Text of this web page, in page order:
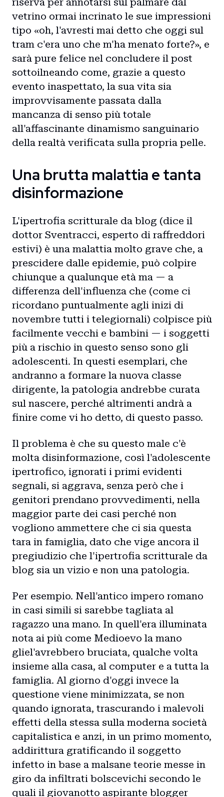
Home
Intro
Blog
Storie
Collaborazioni
vetrino ormai incrinato le sue impressioni
tipo «oh, l'avresti mai detto che oggi sul
tram c'era uno che m'ha menato forte?», e
sarà pure felice nel concludere il post
sottoilneando come, grazie a questo
evento inaspettato, la sua vita sia
improvvisamente passata dalla
mancanza di senso più totale
all'affascinante dinamismo sanguinario
della realtà verificata sulla propria pelle.
Una brutta malattia e tanta
disinformazione
L'ipertrofia scritturale da blog (dice il
dottor Sventracci, esperto di raffreddori
estivi) è una malattia molto grave che, a
prescidere dalle epidemie, può colpire
chiunque a qualunque età ma — a
differenza dell'influenza che (come ci
ricordano puntualmente agli inizi di
novembre tutti i telegiornali) colpisce più
facilmente vecchi e bambini — i soggetti
più a rischio in questo senso sono gli
adolescenti. In questi esemplari, che
andranno a formare la nuova classe
dirigente, la patologia andrebbe curata
sul nascere, perché altrimenti andrà a
finire come vi ho detto, di questo passo.
Il problema è che su questo male c'è
molta disinformazione, così l'adolescente
ipertrofico, ignorati i primi evidenti
segnali, si aggrava, senza però che i
genitori prendano provvedimenti, nella
maggior parte dei casi perché non
vogliono ammettere che ci sia questa
tara in famiglia, dato che vige ancora il
pregiudizio che l'ipertrofia scritturale da
blog sia un vizio e non una patologia.
Per esempio. Nell'antico impero romano
in casi simili si sarebbe tagliata al
ragazzo una mano. In quell'era illuminata
nota ai più come Medioevo la mano
gliel'avrebbero bruciata, qualche volta
insieme alla casa, al computer e a tutta la
famiglia. Al giorno d'oggi invece la
questione viene minimizzata, se non
quando ignorata, trascurando i malevoli
effetti della stessa sulla moderna società
capitalistica e anzi, in un primo momento,
addirittura gratificando il soggetto
infetto in base a malsane teorie messe in
giro da infiltrati bolscevichi secondo le
quali il giovanotto aspirante blogger